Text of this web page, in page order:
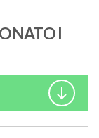
I